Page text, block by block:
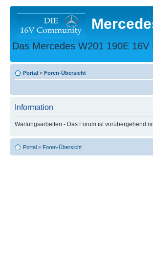
Das Mercedes W201 190E 16V
Portal » Foren-Übersicht
Information
Wartungsarbeiten - Das Forum ist vorübergehend
Portal » Foren-Übersicht